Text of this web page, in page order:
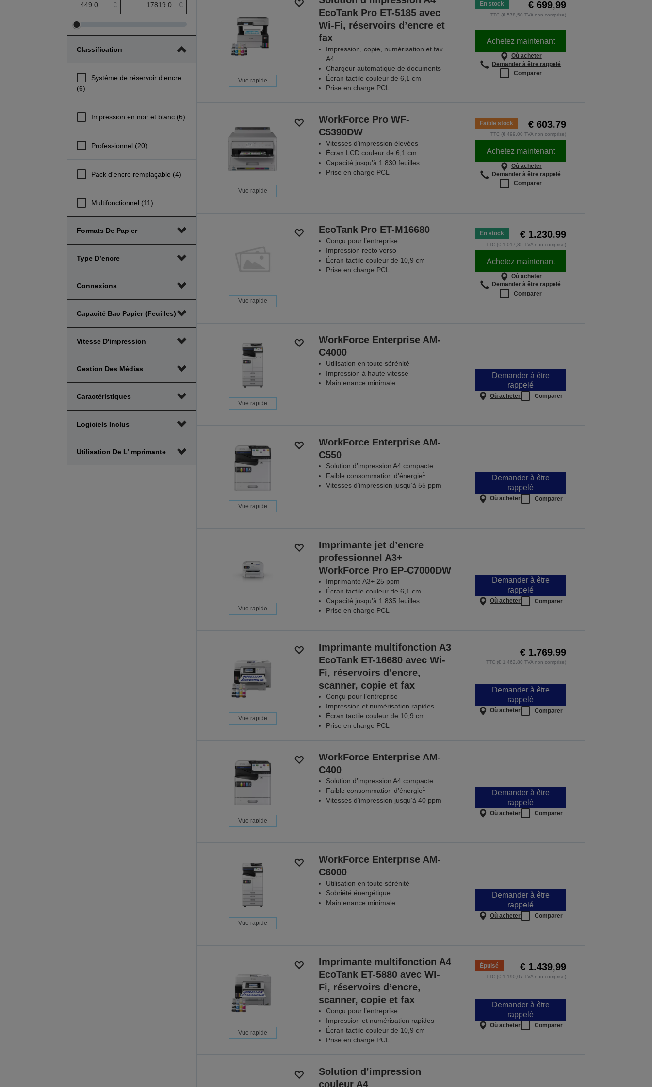
€ €
Ajuster
rayon
minimum
de
Ajuster
rayon
de
prix
Classification
Systéme de réservoir d'encre
(6)
Impression en noir et blanc (6)
Professionnel (20)
Pack d'encre remplaçable (4)
Multifonctionnel (11)
Formats De Papier
Type D’encre
Connexions
Capacité Bac Papier (feuilles)
Vitesse D'impression
Gestion Des Médias
Caractéristiques
Logiciels Inclus
Utilisation De L’imprimante
Vue rapide
EcoTank Pro ET-5185 avec
Wi-Fi, réservoirs d’encre et
fax
Impression, copie, numérisation et fax
A4
Chargeur automatique de documents
Écran tactile couleur de 6,1 cm
Prise en charge PCL
En stock € 699,99
TTC (€ 578,50 TVA non comprise)
Achetez maintenant
Où acheter
Demander à être rappelé
Comparer
Vue rapide
WorkForce Pro WF-
C5390DW
Vitesses d’impression élevées
Écran LCD couleur de 6,1 cm
Capacité jusqu’à 1 830 feuilles
Prise en charge PCL
Faible stock € 603,79
TTC (€ 499,00 TVA non comprise)
Achetez maintenant
Où acheter
Demander à être rappelé
Comparer
Vue rapide
EcoTank Pro ET-M16680
Conçu pour l’entreprise
Impression recto verso
Écran tactile couleur de 10,9 cm
Prise en charge PCL
En stock € 1.230,99
TTC (€ 1.017,35 TVA non comprise)
Achetez maintenant
Où acheter
Demander à être rappelé
Comparer
Vue rapide
WorkForce Enterprise AM-
C4000
Utilisation en toute sérénité
Impression à haute vitesse
Maintenance minimale
Demander à être
rappelé
Où acheter Comparer
Vue rapide
WorkForce Enterprise​ AM-
C550
Solution d’impression A4 compacte
Faible consommation d’énergie1
Vitesses d’impression jusqu’à 55 ppm
Demander à être
rappelé
Où acheter Comparer
Vue rapide
Imprimante jet d’encre
professionnel A3+
WorkForce Pro EP-C7000DW
Imprimante A3+ 25 ppm
Écran tactile couleur de 6,1 cm
Capacité jusqu’à 1 835 feuilles
Prise en charge PCL
Demander à être
rappelé
Où acheter Comparer
Vue rapide
Imprimante multifonction A3
EcoTank ET-16680 avec Wi-
Fi, réservoirs d’encre,
scanner, copie et fax
Conçu pour l’entreprise
Impression et numérisation rapides
Écran tactile couleur de 10,9 cm
Prise en charge PCL
€ 1.769,99
TTC (€ 1.462,80 TVA non comprise)
Demander à être
rappelé
Où acheter Comparer
Vue rapide
WorkForce Enterprise​ AM-
C400
Solution d’impression A4 compacte
Faible consommation d’énergie1
Vitesses d’impression jusqu’à 40 ppm
Demander à être
rappelé
Où acheter Comparer
Vue rapide
WorkForce Enterprise AM-
C6000
Utilisation en toute sérénité
Sobriété énergétique
Maintenance minimale
Demander à être
rappelé
Où acheter Comparer
Vue rapide
Imprimante multifonction A4
EcoTank ET-5880 avec Wi-
Fi, réservoirs d’encre,
scanner, copie et fax
Conçu pour l’entreprise
Impression et numérisation rapides
Écran tactile couleur de 10,9 cm
Prise en charge PCL
Épuisé € 1.439,99
TTC (€ 1.190,07 TVA non comprise)
Demander à être
rappelé
Où acheter Comparer
Solution d’impression
couleur A4